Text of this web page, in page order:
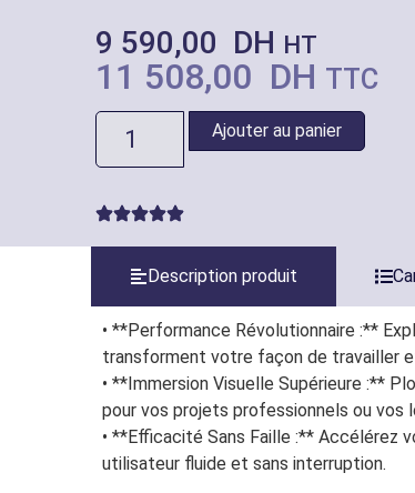
9 590,00 DH HT
11 508,00 DH TTC
Ajouter au panier
Description produit
• **Performance Révolutionnaire :**
transforment votre façon de travailler
• **Immersion Visuelle Supérieure :**
pour vos projets professionnels ou vos
• **Efficacité Sans Faille :** Accélérez
utilisateur fluide et sans interruption.